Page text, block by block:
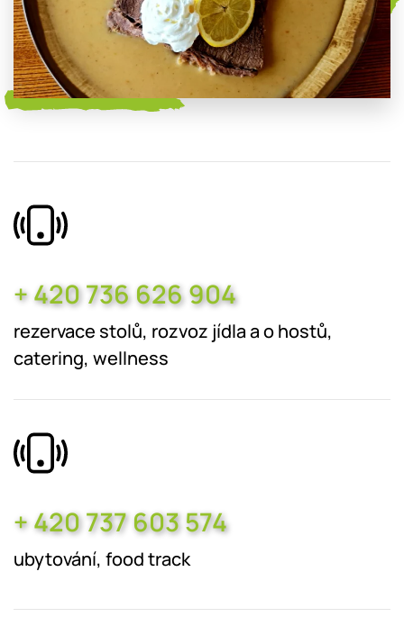
+ 420 736 626 904
rezervace stolů, rozvoz jídla a o hostů,
catering, wellness
+ 420 737 603 574
ubytování, food track